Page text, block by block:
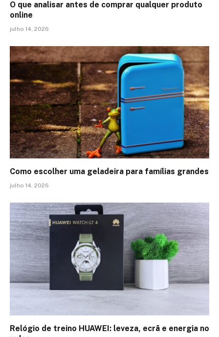
O que analisar antes de comprar qualquer produto
online
julho 14, 2026
Como escolher uma geladeira para famílias grandes
julho 14, 2026
Relógio de treino​ HUAWEI: leveza, ecrã e energia no